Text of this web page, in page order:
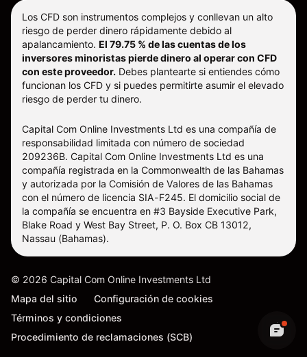
Los CFD son instrumentos complejos y conllevan un alto
riesgo de perder dinero rápidamente debido al
apalancamiento. El 79.75 % de las cuentas de los
inversores minoristas pierde dinero al operar con CFD
con este proveedor. Debes plantearte si entiendes cómo
funcionan los CFD y si puedes permitirte asumir el elevado
riesgo de perder tu dinero.
Capital Com Online Investments Ltd es una compañía de
responsabilidad limitada con número de sociedad
209236B. Capital Com Online Investments Ltd es una
compañía registrada en la Commonwealth de las Bahamas
y autorizada por la Comisión de Valores de las Bahamas
con el número de licencia SIA-F245. El domicilio social de
la compañía se encuentra en #3 Bayside Executive Park,
Blake Road y West Bay Street, P. O. Box CB 13012,
Nassau (Bahamas).
© 2026 Capital Com Online Investments Ltd
Mapa del sitio
Configuración de cookies
Términos y condiciones
Procedimiento de reclamaciones (SCB)